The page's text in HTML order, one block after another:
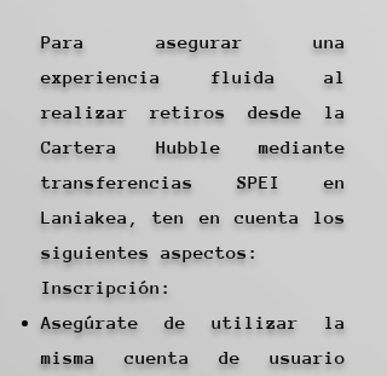
Para asegurar una
experiencia fluida al
realizar retiros desde la
Cartera Hubble mediante
transferencias SPEI en
Laniakea, ten en cuenta los
siguientes aspectos:
Inscripción:
Asegúrate de utilizar la
misma cuenta de usuario